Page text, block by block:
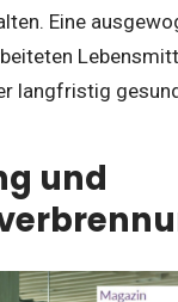
Eine
langfristig
und